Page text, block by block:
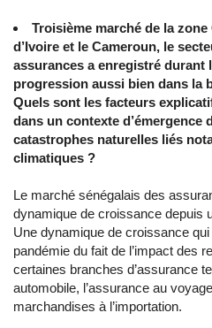
Troisième marché de la
d’Ivoire et le Cameroun, le
assurances a enregistré durant
progression aussi bien dans la
Quels sont les facteurs
dans un contexte d’émergence
catastrophes naturelles liés
climatiques ?
Le marché sénégalais des
dynamique de croissance depuis
Une dynamique de croissance
pandémie du fait de l’impact des
certaines branches d’assurance
automobile, l’assurance au
marchandises à l’importation.